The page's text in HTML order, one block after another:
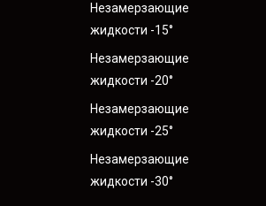
Незамерзающие
жидкости -15°
Незамерзающие
жидкости -20°
Незамерзающие
жидкости -25°
Незамерзающие
жидкости -30°